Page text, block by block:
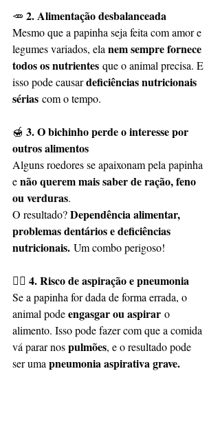
🥕 2. Alimentação desbalanceada
Mesmo que a papinha seja feita com amor e
legumes variados, ela nem sempre fornece
todos os nutrientes que o animal precisa. E
isso pode causar deficiências nutricionais
sérias com o tempo.
🍯 3. O bichinho perde o interesse por
outros alimentos
Alguns roedores se apaixonam pela papinha
e não querem mais saber de ração, feno
ou verduras.
O resultado? Dependência alimentar,
problemas dentários e deficiências
nutricionais. Um combo perigoso!
😮‍💨 4. Risco de aspiração e pneumonia
Se a papinha for dada de forma errada, o
animal pode engasgar ou aspirar o
alimento. Isso pode fazer com que a comida
vá parar nos pulmões, e o resultado pode
ser uma pneumonia aspirativa grave.